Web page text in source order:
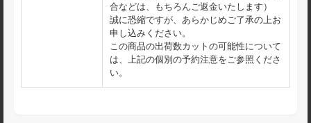
合などは、もちろんご返金いたします）
誠に恐縮ですが、あらかじめご了承の上お
申し込みください。
この商品の出荷数カットの可能性について
は、上記の個別の予約注意をご参照くださ
い。